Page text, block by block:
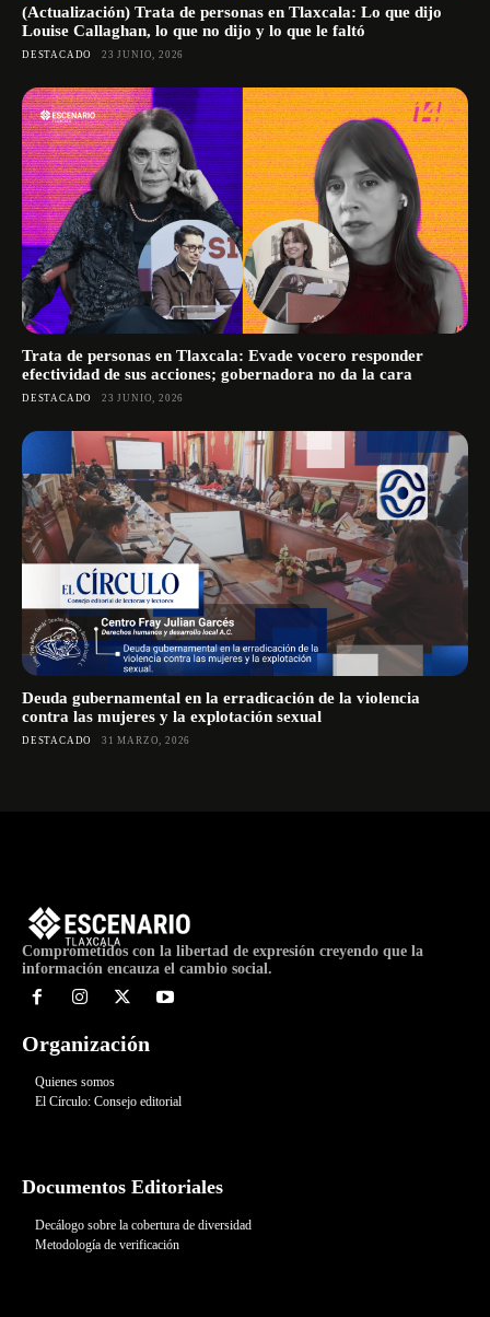
(Actualización) Trata de personas en Tlaxcala: Lo que dijo
Louise Callaghan, lo que no dijo y lo que le faltó
DESTACADO 23 JUNIO, 2026
Trata de personas en Tlaxcala: Evade vocero responder
efectividad de sus acciones; gobernadora no da la cara
DESTACADO 23 JUNIO, 2026
Deuda gubernamental en la erradicación de la violencia
contra las mujeres y la explotación sexual
DESTACADO 31 MARZO, 2026
Comprometidos con la libertad de expresión creyendo que la
información encauza el cambio social.
Organización
Quienes somos
El Círculo: Consejo editorial
Documentos Editoriales
Decálogo sobre la cobertura de diversidad
Metodología de verificación